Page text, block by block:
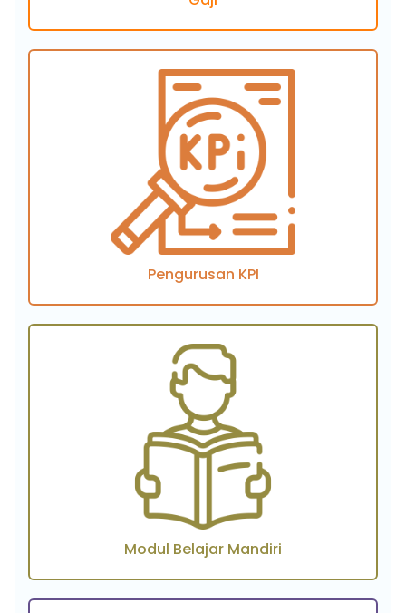
Pengurusan KPI
Modul Belajar Mandiri